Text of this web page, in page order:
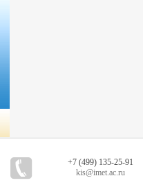
+7 (499) 135-25-91
kis@imet.ac.ru